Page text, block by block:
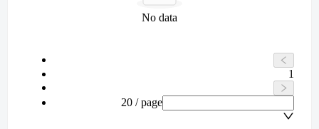
No data
1
20 / page